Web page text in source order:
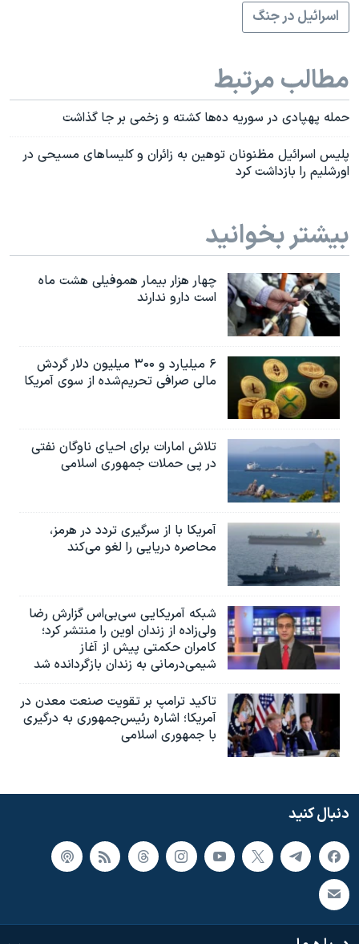
اسرائیل در جنگ
مطالب مرتبط
حمله پهپادی در سوریه ده‌ها کشته و زخمی بر جا گذاشت
پلیس اسرائیل مظنونان توهین به زائران و کلیساهای مسیحی در
اورشلیم را بازداشت کرد
بیشتر بخوانید
چهار هزار بیمار هموفیلی هشت ماه
است دارو ندارند
۶ میلیارد و ۳۰۰ میلیون دلار گردش
مالی صرافی تحریم‌شده از سوی آمریکا
تلاش امارات برای احیای ناوگان نفتی
در پی حملات جمهوری اسلامی
آمریکا با از سرگیری تردد در هرمز،
محاصره دریایی را لغو می‌کند
شبکه آمریکایی سی‌بی‌‌اس گزارش رضا
ولی‌زاده از زندان اوین را منتشر کرد؛
کامران حکمتی پیش از آغاز
شیمی‌درمانی به زندان بازگردانده شد
تاکید ترامپ بر تقویت صنعت معدن در
آمریکا؛ اشاره رئیس‌جمهوری به درگیری
با جمهوری اسلامی
دنبال کنید